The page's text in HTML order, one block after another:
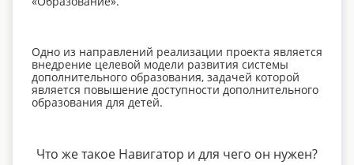
Одно из направлений реализации проекта является
внедрение целевой модели развития системы
дополнительного образования, задачей которой
является повышение доступности дополнительного
образования для детей.
Что же такое Навигатор и для чего он нужен?